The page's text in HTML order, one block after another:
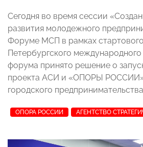
Сегодня во время сессии
развития молодежного
Форуме МСП в рамках стартового
Петербургского
форума принято решение о
проекта АСИ и «ОПОРЫ
городского
ОПОРА РОССИИ АГЕНТСТВО